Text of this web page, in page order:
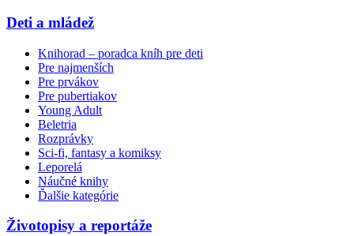
Deti a mládež
Knihorad – poradca kníh pre deti
Pre najmenších
Pre prvákov
Pre pubertiakov
Young Adult
Beletria
Rozprávky
Sci-fi, fantasy a komiksy
Leporelá
Náučné knihy
Ďalšie kategórie
Životopisy a reportáže